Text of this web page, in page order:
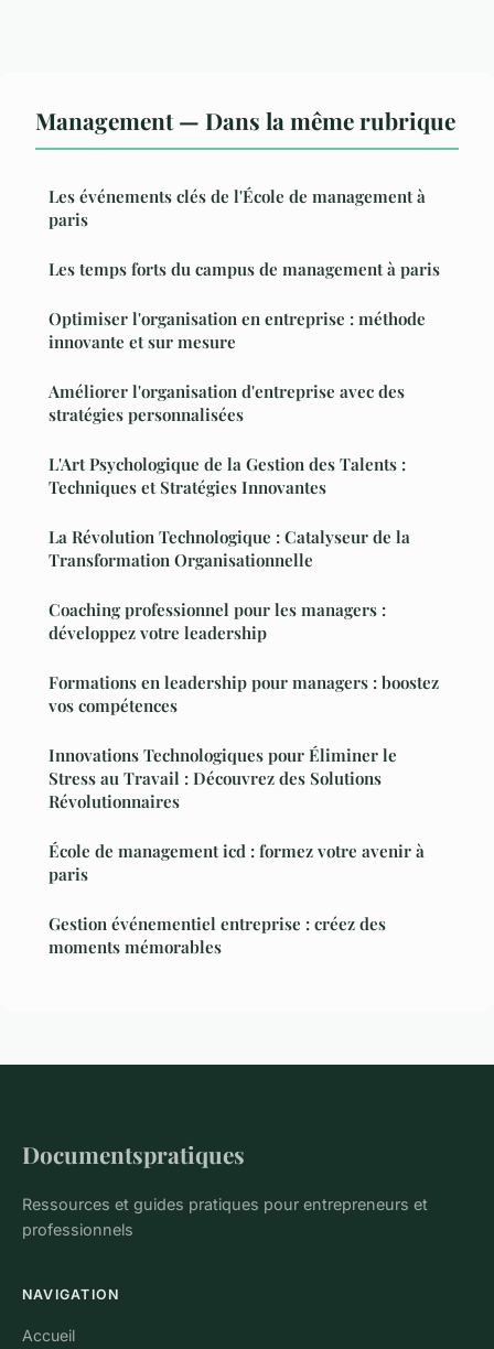
Management — Dans la même rubrique
Les événements clés de l'École de management à
paris
Les temps forts du campus de management à paris
Optimiser l'organisation en entreprise : méthode
innovante et sur mesure
Améliorer l'organisation d'entreprise avec des
stratégies personnalisées
L'Art Psychologique de la Gestion des Talents :
Techniques et Stratégies Innovantes
La Révolution Technologique : Catalyseur de la
Transformation Organisationnelle
Coaching professionnel pour les managers :
développez votre leadership
Formations en leadership pour managers : boostez
vos compétences
Innovations Technologiques pour Éliminer le
Stress au Travail : Découvrez des Solutions
Révolutionnaires
École de management icd : formez votre avenir à
paris
Gestion événementiel entreprise : créez des
moments mémorables
Documentspratiques
Ressources et guides pratiques pour entrepreneurs et
professionnels
NAVIGATION
Accueil